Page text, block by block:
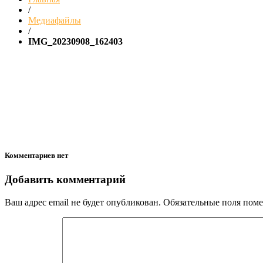
/
Медиафайлы
/
IMG_20230908_162403
Комментариев нет
Добавить комментарий
Ваш адрес email не будет опубликован. Обязательные поля